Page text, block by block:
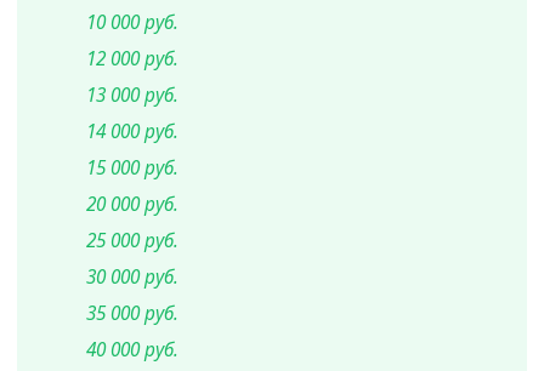
10 000 руб.
12 000 руб.
13 000 руб.
14 000 руб.
15 000 руб.
20 000 руб.
25 000 руб.
30 000 руб.
35 000 руб.
40 000 руб.